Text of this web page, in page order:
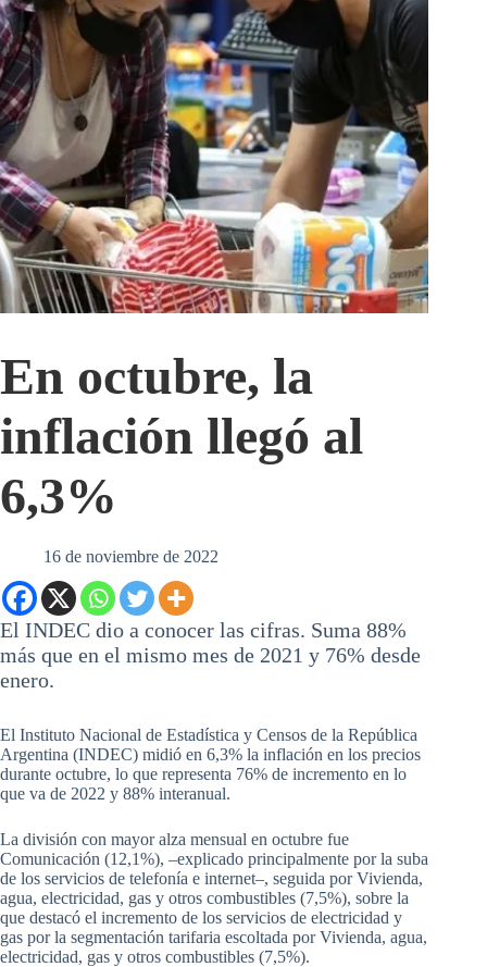
En octubre, la
inflación llegó al
6,3%
16 de noviembre de 2022
El INDEC dio a conocer las cifras. Suma 88%
más que en el mismo mes de 2021 y 76% desde
enero.
El Instituto Nacional de Estadística y Censos de la República
Argentina (INDEC) midió en 6,3% la inflación en los precios
durante octubre, lo que representa 76% de incremento en lo
que va de 2022 y 88% interanual.
La división con mayor alza mensual en octubre fue
Comunicación (12,1%), –explicado principalmente por la suba
de los servicios de telefonía e internet–, seguida por Vivienda,
agua, electricidad, gas y otros combustibles (7,5%), sobre la
que destacó el incremento de los servicios de electricidad y
gas por la segmentación tarifaria escoltada por Vivienda, agua,
electricidad, gas y otros combustibles (7,5%).